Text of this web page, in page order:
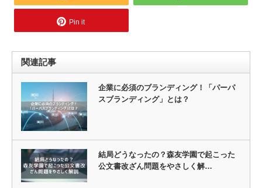
Pin it
関連記事
企業に必須のブランディング！「パーパ
スブランディング」とは？
結局どうなったの？森友学園で起こった
公文書改ざん問題をやさしく解…